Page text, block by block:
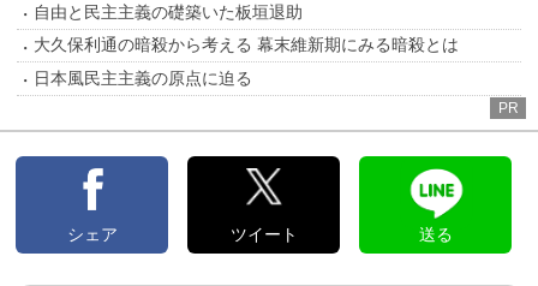
自由と民主主義の礎築いた板垣退助
大久保利通の暗殺から考える 幕末維新期にみる暗殺とは
日本風民主主義の原点に迫る
PR
シェア ツイート 送る